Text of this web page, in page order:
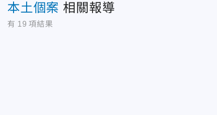
本土個案 相關報導
有 19 項結果